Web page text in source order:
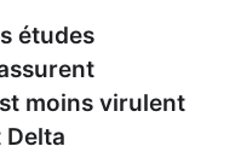
études
moins virulent